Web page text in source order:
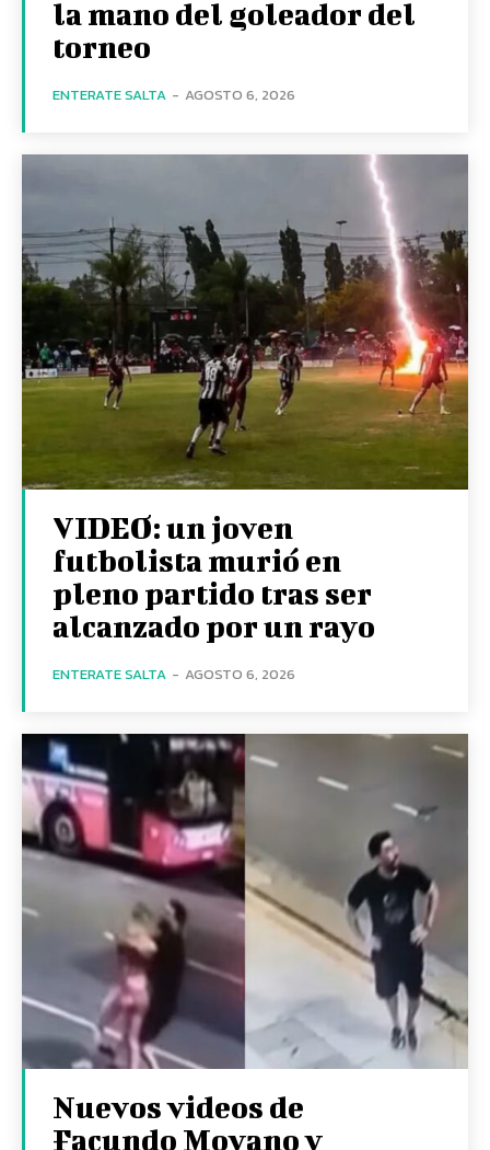
la mano del goleador del
torneo
ENTERATE SALTA - AGOSTO 6, 2026
VIDEO: un joven
futbolista murió en
pleno partido tras ser
alcanzado por un rayo
ENTERATE SALTA - AGOSTO 6, 2026
Nuevos videos de
Facundo Moyano y